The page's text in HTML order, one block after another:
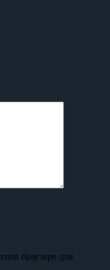
браузере для